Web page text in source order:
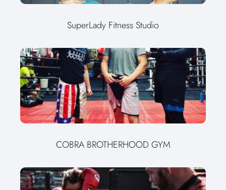
SuperLady Fitness Studio
COBRA BROTHERHOOD GYM